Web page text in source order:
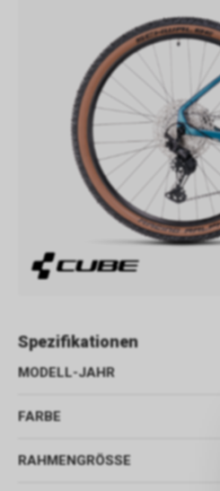
Spezifikationen
MODELL-JAHR
FARBE
RAHMENGRÖSSE